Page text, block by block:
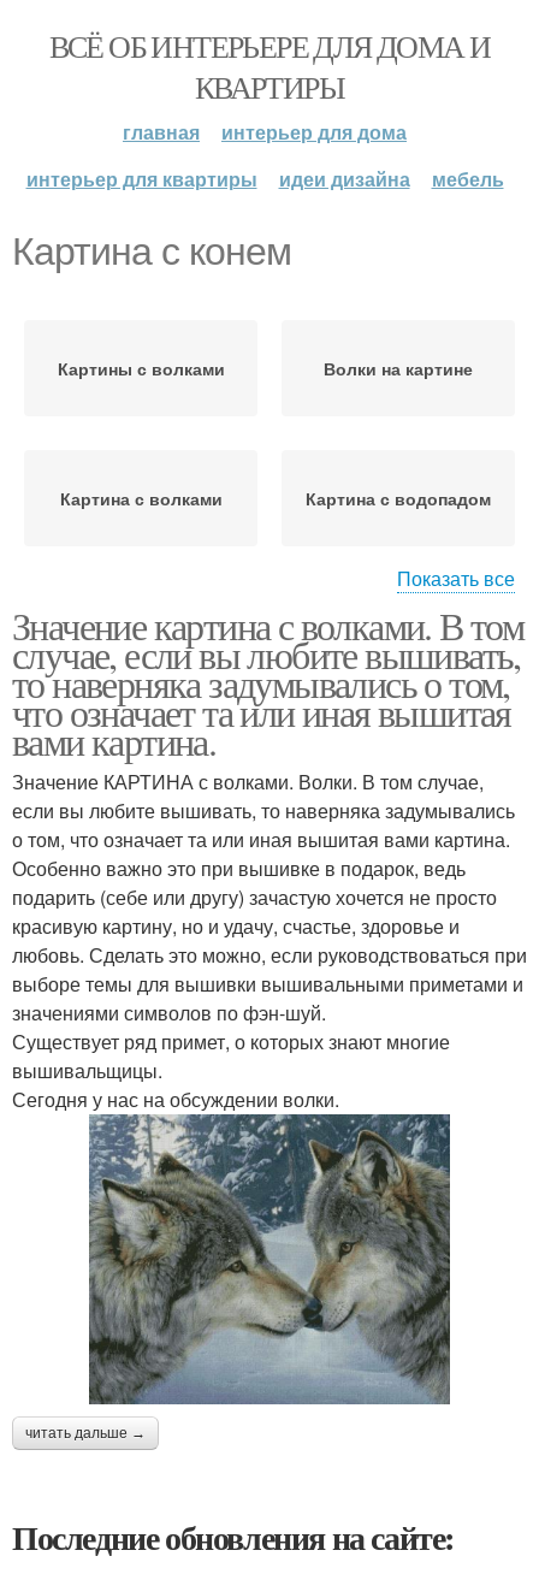
ВСЁ ОБ ИНТЕРЬЕРЕ ДЛЯ ДОМА И
КВАРТИРЫ
главная
интерьер для дома
интерьер для квартиры
идеи дизайна мебель
Картина с конем
Картины с волками Волки на картине
Картина с волками Картина с водопадом
словаре
Показать все
Значение картина с волками. В том
случае, если вы любите вышивать,
то наверняка задумывались о том,
что означает та или иная вышитая
вами картина.
Значение КАРТИНА с волками. Волки. В том случае,
если вы любите вышивать, то наверняка задумывались
о том, что означает та или иная вышитая вами картина.
Особенно важно это при вышивке в подарок, ведь
подарить (себе или другу) зачастую хочется не просто
красивую картину, но и удачу, счастье, здоровье и
любовь. Сделать это можно, если руководствоваться при
выборе темы для вышивки вышивальными приметами и
значениями символов по фэн-шуй.
Существует ряд примет, о которых знают многие
вышивальщицы.
Сегодня у нас на обсуждении волки.
читать дальше →
Последние обновления на сайте: